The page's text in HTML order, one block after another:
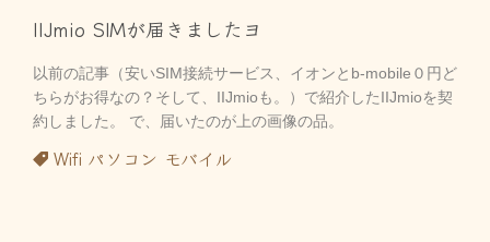
IIJmio SIMが届きましたヨ
以前の記事（安いSIM接続サービス、イオンとb-mobile０円ど
ちらがお得なの？そして、IIJmioも。）で紹介したIIJmioを契
約しました。 で、届いたのが上の画像の品。
Wifi パソコン モバイル